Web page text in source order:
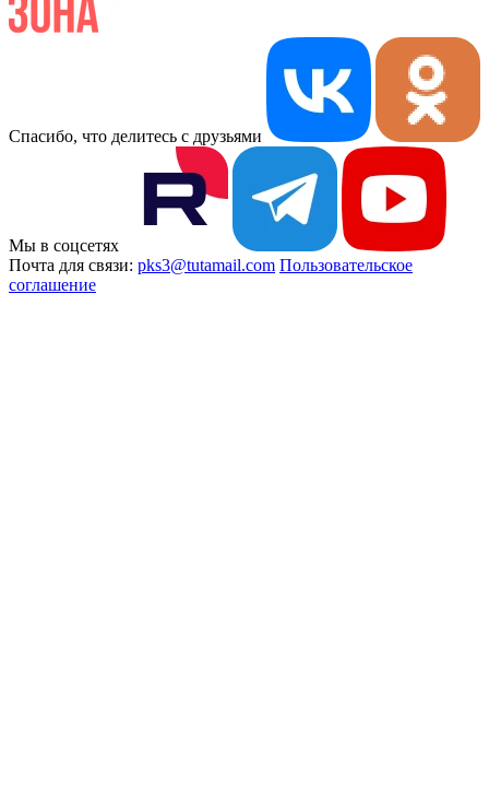
Спасибо, что делитесь с друзьями
Мы в соцсетях
Почта для связи: pks3@tutamail.com Пользовательское
соглашение